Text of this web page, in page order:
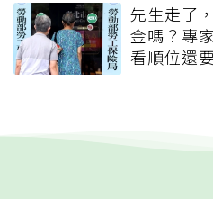
先生走了
金嗎？專
看順位還